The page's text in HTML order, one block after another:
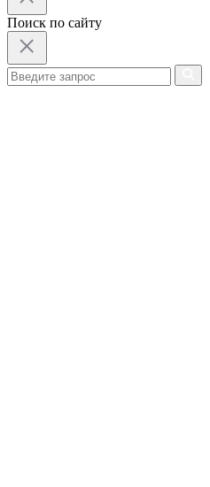
Поиск по сайту